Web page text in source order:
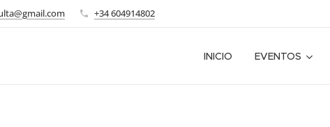
+34 604914802
INICIO EVENTOS